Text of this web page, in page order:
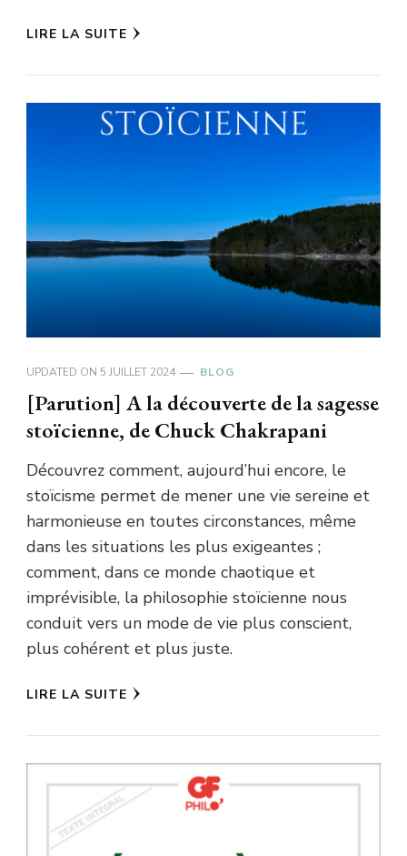
LIRE LA SUITE
UPDATED ON 5 JUILLET 2024 BLOG
[Parution] A la découverte de la sagesse
stoïcienne, de Chuck Chakrapani
Découvrez comment, aujourd’hui encore, le
stoïcisme permet de mener une vie sereine et
harmonieuse en toutes circonstances, même
dans les situations les plus exigeantes ;
comment, dans ce monde chaotique et
imprévisible, la philosophie stoïcienne nous
conduit vers un mode de vie plus conscient,
plus cohérent et plus juste.
LIRE LA SUITE